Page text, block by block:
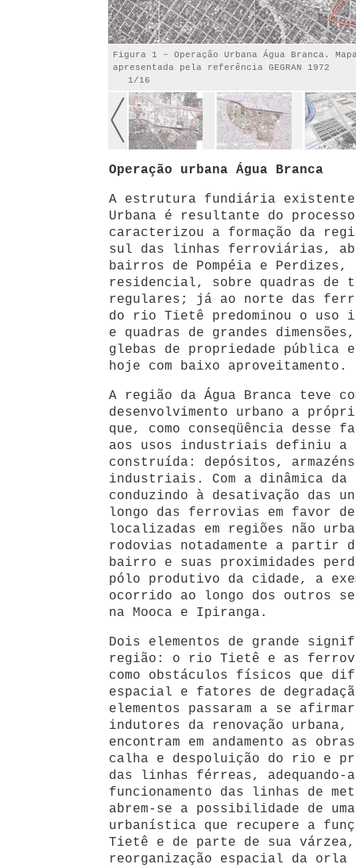
Figura 1 – Operação Urbana Água Branca.
apresentada pela referência GEGRAN 1972
1/16
Operação urbana Água Branca
A estrutura fundiária existente
Urbana é resultante do processo
caracterizou a formação da
sul das linhas ferroviárias,
bairros de Pompéia e Perdizes,
residencial, sobre quadras de
regulares; já ao norte das
do rio Tietê predominou o uso
e quadras de grandes
glebas de propriedade pública
hoje com baixo aproveitamento.
A região da Água Branca teve
desenvolvimento urbano a
que, como conseqüência desse
aos usos industriais definiu a
construída: depósitos,
industriais. Com a dinâmica
conduzindo à desativação das
longo das ferrovias em favor
localizadas em regiões não
rodovias notadamente a partir
bairro e suas proximidades
pólo produtivo da cidade, a
ocorrido ao longo dos outros
na Mooca e Ipiranga.
Dois elementos de grande
região: o rio Tietê e as
como obstáculos físicos que
espacial e fatores de
elementos passaram a se
indutores da renovação urbana,
encontram em andamento as
calha e despoluição do rio e
das linhas férreas, adequando-
funcionamento das linhas de
abrem-se a possibilidade de uma
urbanística que recupere a
Tietê e de parte de sua várzea,
reorganização espacial da